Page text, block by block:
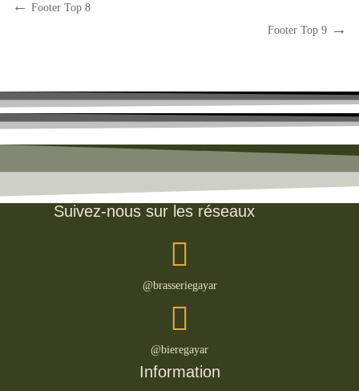
Footer Top 8
Footer Top 9
Suivez-nous sur les réseaux
@brasseriegayar
@bieregayar
Information